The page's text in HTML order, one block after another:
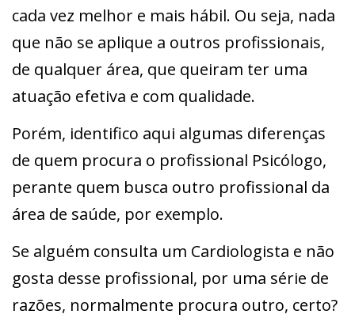
cada vez melhor e mais hábil. Ou seja, nada
que não se aplique a outros profissionais,
de qualquer área, que queiram ter uma
atuação efetiva e com qualidade.
Porém, identifico aqui algumas diferenças
de quem procura o profissional Psicólogo,
perante quem busca outro profissional da
área de saúde, por exemplo.
Se alguém consulta um Cardiologista e não
gosta desse profissional, por uma série de
razões, normalmente procura outro, certo?